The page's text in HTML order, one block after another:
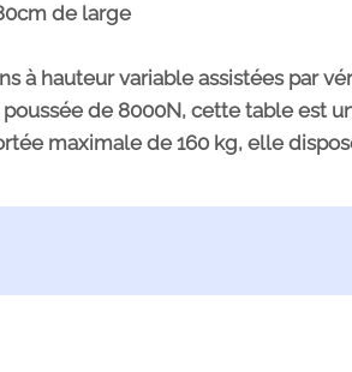
de large
à hauteur variable assistées par
de 8000N, cette table est
maximale de 160 kg, elle